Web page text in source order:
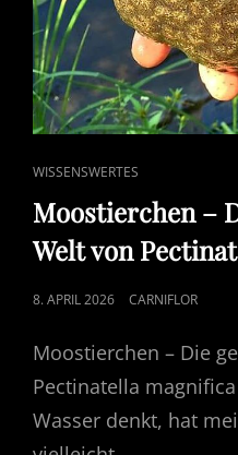
CAT
LINKS
WISSENSWERTES
Moostierchen –
Welt von
POSTED
8. APRIL 2026 CARNIFLOR
Moostierchen – Die
Pectinatella
Wasser denkt, hat